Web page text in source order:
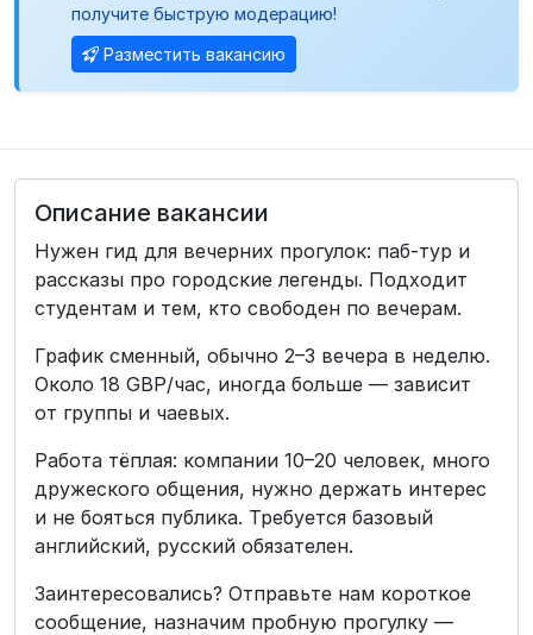
получите быструю модерацию!
Разместить вакансию
Описание вакансии
Нужен гид для вечерних прогулок: паб-тур и
рассказы про городские легенды. Подходит
студентам и тем, кто свободен по вечерам.
График сменный, обычно 2–3 вечера в неделю.
Около 18 GBP/час, иногда больше — зависит
от группы и чаевых.
Работа тёплая: компании 10–20 человек, много
дружеского общения, нужно держать интерес
и не бояться публика. Требуется базовый
английский, русский обязателен.
Заинтересовались? Отправьте нам короткое
сообщение, назначим пробную прогулку —